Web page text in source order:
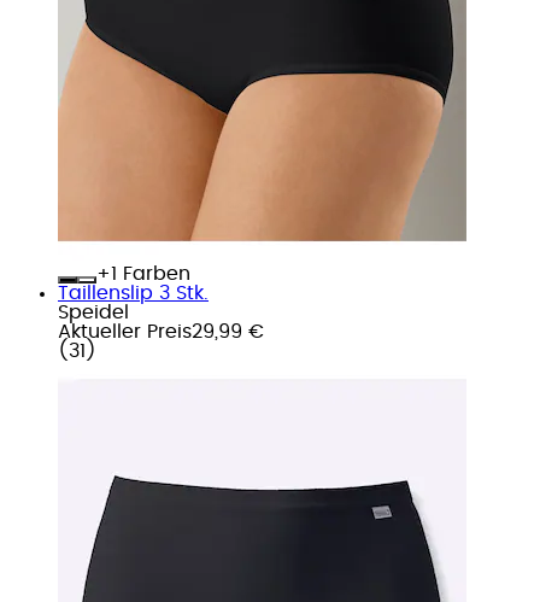
+
Farben
Taillenslip 3 Stk.
Speidel
Aktueller Preis29,99 €
( 31 )